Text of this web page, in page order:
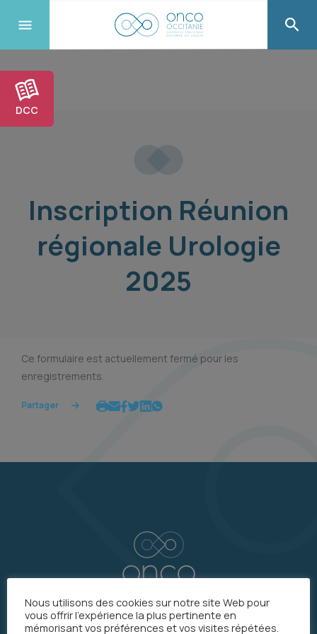
DCC
Inscription Réunion
régionale Urologie
2025
Ce formulaire est actuellement fermé pour les
enregistrements.
Partager
Nous utilisons des cookies sur notre site Web pour
vous offrir l'expérience la plus pertinente en
mémorisant vos préférences et vos visites répétées.